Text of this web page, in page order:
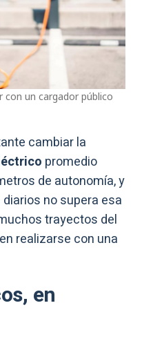
con un cargador público
cambiar la
promedio
de autonomía, y
no supera esa
trayectos del
realizarse con una
en